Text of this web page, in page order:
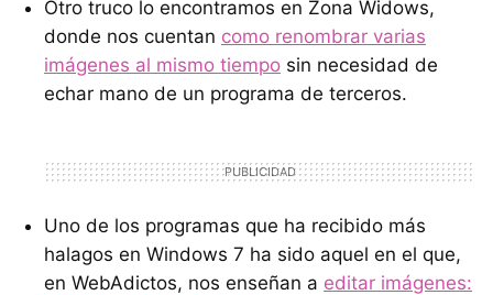
Otro truco lo encontramos en Zona Widows,
donde nos cuentan como renombrar varias
imágenes al mismo tiempo sin necesidad de
echar mano de un programa de terceros.
Uno de los programas que ha recibido más
halagos en Windows 7 ha sido aquel en el que,
en WebAdictos, nos enseñan a editar imágenes: